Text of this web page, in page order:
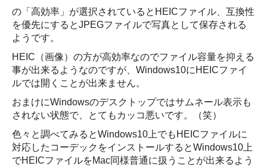
の「高効率」が選択されているとHEICファイル、互換性
を優先にするとJPEGファイルで写真として保存される
ようです。
HEIC（画像）の方が高効率なのでファイル容量を抑える
事が出来るようなのですが、Windows10にHEICファイ
ルでは開くことが出来ません。
おまけにWindowsのデスクトップではサムネール表示も
されない状態で、とてもカッコ悪いです。（笑）
色々と調べてみるとWindows10上でもHEICファイルに
対応したコーデックをインストールするとWindows10上
でHEICファイルをMac同様普通に扱うことが出来るよう